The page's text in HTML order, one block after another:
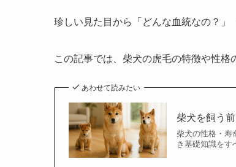
珍しい見た目から「どんな血統なの？」
この記事では、柴犬の虎毛の特徴や性格
あわせて読みたい
柴犬を飼う
柴犬の性格・寿
き基礎知識をす